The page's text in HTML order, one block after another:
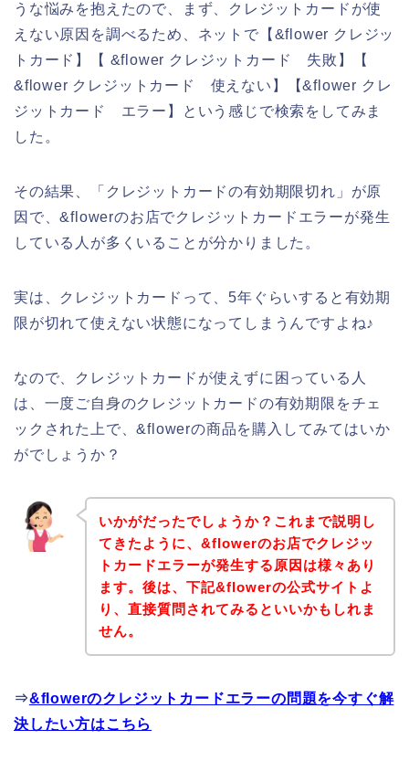
うな悩みを抱えたので、まず、クレジットカードが使
えない原因を調べるため、ネットで【&flower クレジッ
トカード】【 &flower クレジットカード 失敗】【
&flower クレジットカード 使えない】【&flower クレ
ジットカード エラー】という感じで検索をしてみま
した。
その結果、「クレジットカードの有効期限切れ」が原
因で、&flowerのお店でクレジットカードエラーが発生
している人が多くいることが分かりました。
実は、クレジットカードって、5年ぐらいすると有効期
限が切れて使えない状態になってしまうんですよね♪
なので、クレジットカードが使えずに困っている人
は、一度ご自身のクレジットカードの有効期限をチェ
ックされた上で、&flowerの商品を購入してみてはいか
がでしょうか？
いかがだったでしょうか？これまで説明し
てきたように、&flowerのお店でクレジッ
トカードエラーが発生する原因は様々あり
ます。後は、下記&flowerの公式サイトよ
り、直接質問されてみるといいかもしれま
せん。
⇒&flowerのクレジットカードエラーの問題を今すぐ解
決したい方はこちら